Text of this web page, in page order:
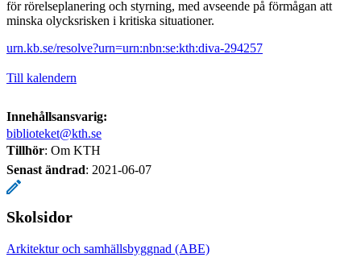
för rörelseplanering och styrning, med avseende på förmågan att
minska olycksrisken i kritiska situationer.
urn.kb.se/resolve?urn=urn:nbn:se:kth:diva-294257
Till kalendern
Innehållsansvarig:
biblioteket@kth.se
Tillhör: Om KTH
Senast ändrad: 2021-06-07
Skolsidor
Arkitektur och samhällsbyggnad (ABE)